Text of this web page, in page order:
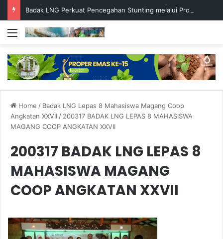
Menu
Home / Badak LNG Lepas 8 Mahasiswa Magang Coop
Angkatan XXVII/ 200317 BADAK LNG LEPAS 8 MAHASISWA
MAGANG COOP ANGKATAN XXVII
200317 BADAK LNG LEPAS 8
MAHASISWA MAGANG
COOP ANGKATAN XXVII